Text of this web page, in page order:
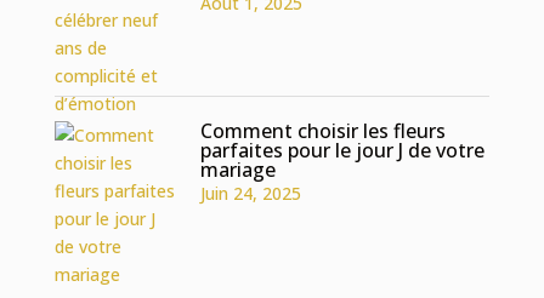
Comment choisir les fleurs
parfaites pour le jour J de votre
mariage
Juin 24, 2025